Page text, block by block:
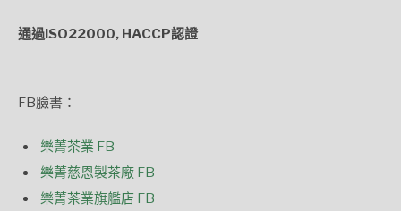
通過ISO22000, HACCP認證
FB臉書：
樂菁茶業 FB
樂菁慈恩製茶廠 FB
樂菁茶業旗艦店 FB